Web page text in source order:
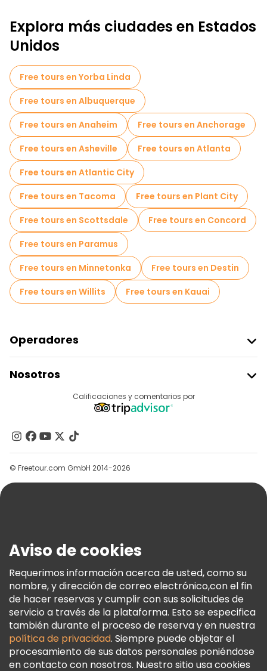
Explora más ciudades en Estados
Unidos
Free tours en Yorba Linda
Free tours en Albuquerque
Free tours en Anaheim
Free tours en Anchorage
Free tours en Asheville
Free tours en Atlanta
Free tours en Atlantic City
Free tours en Tacoma
Free tours en Plant City
Free tours en Scottsdale
Free tours en Concord
Free tours en Paramus
Free tours en Minnetonka
Free tours en Destin
Free tours en Willits
Free tours en Kauai
Operadores
Acceder Como Proveedor
Programa De Afiliados
Nosotros
Contacto
Grupos
Ayuda
Términos E Información Legal
Política De Cookies
Freetour Premios
Programa De Fidelidad
Calificaciones y comentarios por
© Freetour.com GmbH 2014-2026
Aviso de cookies
Requerimos información acerca de usted, como su
nombre, y dirección de correo electrónico,con el fin
de hacer reservas y cumplir con sus solicitudes de
servicio a través de la plataforma. Esto se especifica
también durante el proceso de reserva y en nuestra
política de privacidad. Siempre puede objetar el
procesamiento de sus datos personales poniéndose
en contacto con nosotros. Nuestro sitio usa cookies